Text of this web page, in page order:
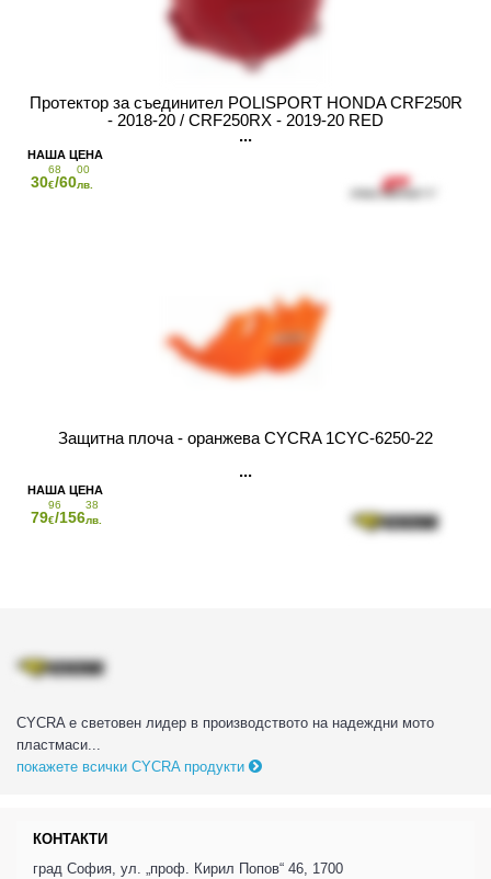
CYCRA е световен лидер в производството на надеждни мото
пластмаси...
покажете всички CYCRA продукти
Протектор за съединител POLISPORT HONDA CRF250R
- 2018-20 / CRF250RX - 2019-20 RED
30
68
€/60
00
лв.
Защитна плоча - оранжева CYCRA 1CYC-6250-22
79
96
€/156
38
лв.
КОНТАКТИ
град София, ул. „проф. Кирил Попов“ 46, 1700